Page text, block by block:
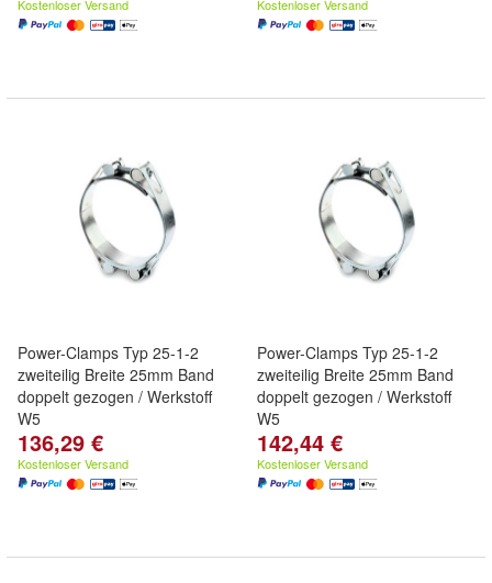
Kostenloser Versand Kostenloser Versand
Power-Clamps Typ 25-1-2
zweiteilig Breite 25mm Band
doppelt gezogen / Werkstoff
W5
136,29 €
Kostenloser Versand
Power-Clamps Typ 25-1-2
zweiteilig Breite 25mm Band
doppelt gezogen / Werkstoff
W5
142,44 €
Kostenloser Versand